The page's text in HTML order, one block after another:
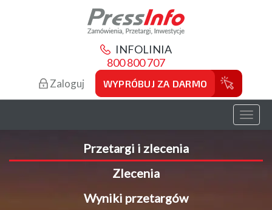
INFOLINIA
800 800 707
Zaloguj WYPRÓBUJ ZA DARMO
Toggle
Przetargi i zlecenia
Zlecenia
Wyniki przetargów